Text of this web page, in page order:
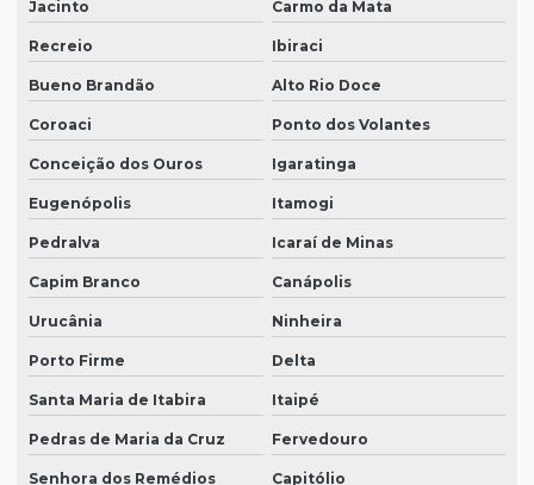
Jacinto Carmo da Mata
Recreio Ibiraci
Bueno Brandão Alto Rio Doce
Coroaci Ponto dos Volantes
Conceição dos Ouros Igaratinga
Eugenópolis Itamogi
Pedralva Icaraí de Minas
Capim Branco Canápolis
Urucânia Ninheira
Porto Firme Delta
Santa Maria de Itabira Itaipé
Pedras de Maria da Cruz Fervedouro
Senhora dos Remédios Capitólio